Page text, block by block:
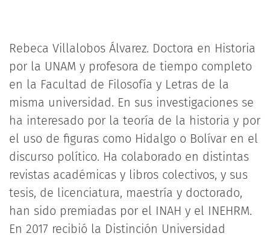
Rebeca Villalobos Álvarez. Doctora en Historia
por la UNAM y profesora de tiempo completo
en la Facultad de Filosofía y Letras de la
misma universidad. En sus investigaciones se
ha interesado por la teoría de la historia y por
el uso de figuras como Hidalgo o Bolívar en el
discurso político. Ha colaborado en distintas
revistas académicas y libros colectivos, y sus
tesis, de licenciatura, maestría y doctorado,
han sido premiadas por el INAH y el INEHRM.
En 2017 recibió la Distinción Universidad